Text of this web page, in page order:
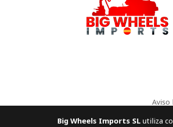
Aviso
Big Wheels Imports SLutiliza